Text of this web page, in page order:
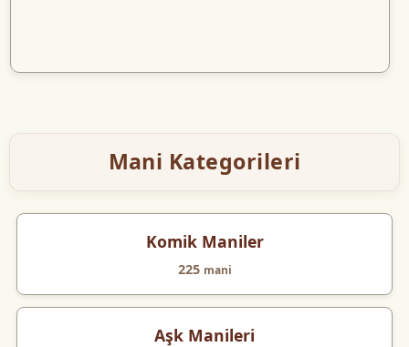
Mani Kategorileri
Komik Maniler
225 mani
Aşk Manileri